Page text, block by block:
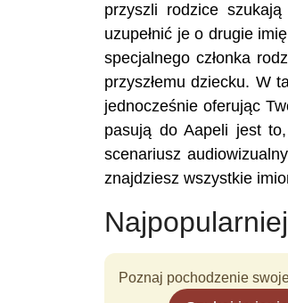
przyszli rodzice
uzupełnić je o drugie
specjalnego członka
przyszłemu dziecku. W
jednocześnie oferując
pasują do Aapeli jest
scenariusz
znajdziesz wszystkie
Poznaj pochodzenie